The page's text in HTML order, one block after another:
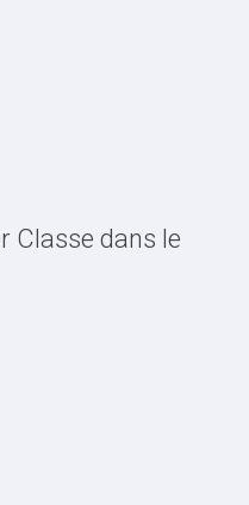
Classe dans le